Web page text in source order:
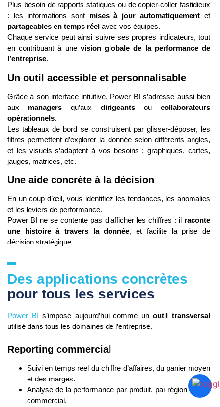
Plus besoin de rapports statiques ou de copier-coller fastidieux
: les informations sont mises à jour automatiquement et
partageables en temps réel avec vos équipes.
Chaque service peut ainsi suivre ses propres indicateurs, tout
en contribuant à une vision globale de la performance de
l’entreprise.
Un outil accessible et personnalisable
Grâce à son interface intuitive, Power BI s’adresse aussi bien
aux managers qu’aux dirigeants ou collaborateurs
opérationnels.
Les tableaux de bord se construisent par glisser-déposer, les
filtres permettent d’explorer la donnée selon différents angles,
et les visuels s’adaptent à vos besoins : graphiques, cartes,
jauges, matrices, etc.
Une aide concrète à la décision
En un coup d’œil, vous identifiez les tendances, les anomalies
et les leviers de performance.
Power BI ne se contente pas d’afficher les chiffres : il raconte
une histoire à travers la donnée, et facilite la prise de
décision stratégique.
Des applications concrètes
pour tous les services
Power BI s’impose aujourd’hui comme unoutil transversal
utilisé dans tous les domaines de l’entreprise.
Reporting commercial
Suivi en temps réel du chiffre d’affaires, du panier moyen
et des marges.
Analyse de la performance par produit, par région ou par
commercial.